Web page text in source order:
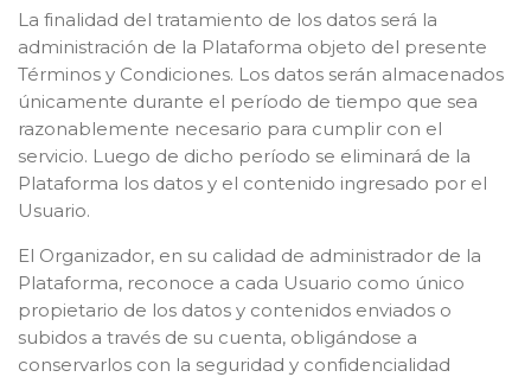
La finalidad del tratamiento de los datos será la
administración de la Plataforma objeto del presente
Términos y Condiciones. Los datos serán almacenados
únicamente durante el período de tiempo que sea
razonablemente necesario para cumplir con el
servicio. Luego de dicho período se eliminará de la
Plataforma los datos y el contenido ingresado por el
Usuario.
El Organizador, en su calidad de administrador de la
Plataforma, reconoce a cada Usuario como único
propietario de los datos y contenidos enviados o
subidos a través de su cuenta, obligándose a
conservarlos con la seguridad y confidencialidad